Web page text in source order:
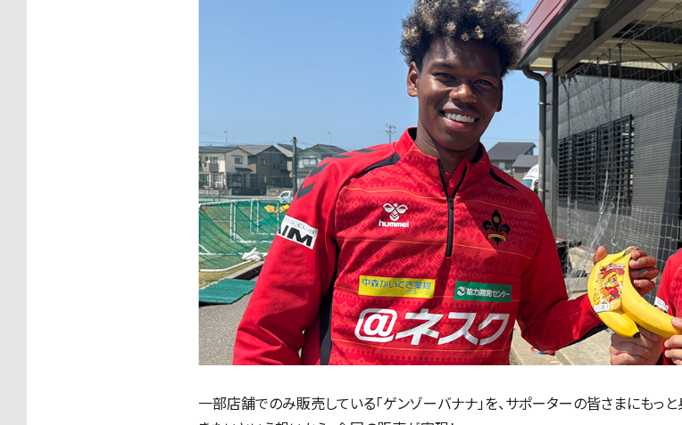
一部店舗でのみ販売している「ゲンゾーバナナ」を、サポーターの皆さまにもっ